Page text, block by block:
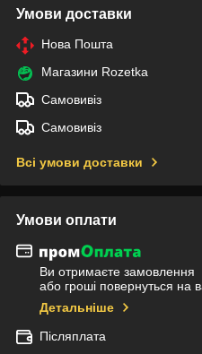
Умови доставки
Нова Пошта
Магазини Rozetka
Самовивіз
Самовивіз
Всі умови доставки
Умови оплати
Ви отримаєте замовлення
або гроші повернуться на
Детальніше
Післяплата